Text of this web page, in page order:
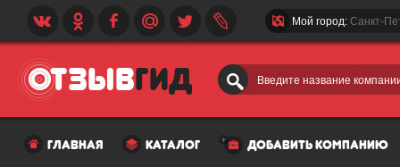
Введите название
Мой город: Санкт-
главная каталог добавить компанию